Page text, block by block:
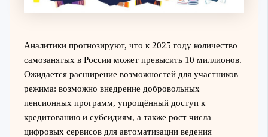
Аналитики прогнозируют, что к 2025 году количество
самозанятых в России может превысить 10 миллионов.
Ожидается расширение возможностей для участников
режима: возможно внедрение добровольных
пенсионных программ, упрощённый доступ к
кредитованию и субсидиям, а также рост числа
цифровых сервисов для автоматизации ведения